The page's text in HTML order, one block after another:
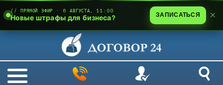
// ПРЯМОЙ ЭФИР · 6 АВГУСТА, 11:00
Новые штрафы для бизнеса? ЗАПИСАТЬСЯ